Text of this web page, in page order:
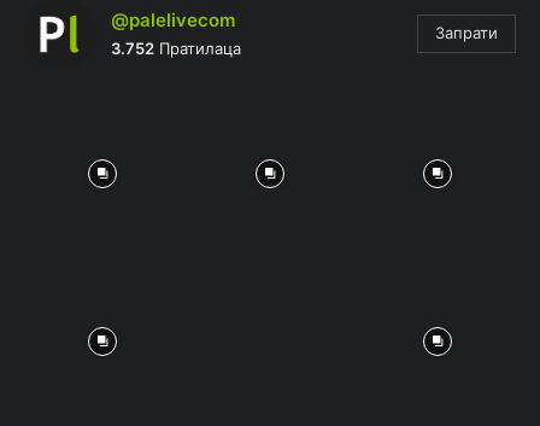
@palelivecom
3.752 Пратилаца
Запрати